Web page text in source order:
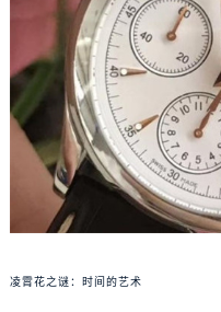
凌霄花之谜：时间的艺术